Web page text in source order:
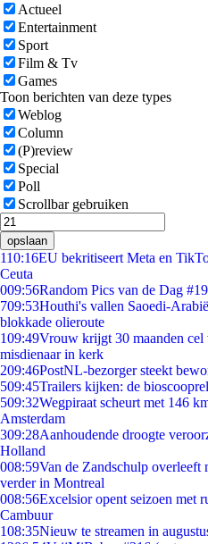
Actueel
Entertainment
Sport
Film & Tv
Games
Toon berichten van deze types
Weblog
Column
(P)review
Special
Poll
Scrollbar gebruiken
opslaan
110:16EU bekritiseert Meta en
Ceuta
009:56Random Pics van de Dag
709:53Houthi's vallen Saoedi-
blokkade olieroute
109:49Vrouw krijgt 30 maanden
misdienaar in kerk
209:46PostNL-bezorger steekt
509:45Trailers kijken: de
509:32Wegpiraat scheurt met 146
Amsterdam
309:28Aanhoudende droogte
Holland
008:59Van de Zandschulp overleeft
verder in Montreal
008:56Excelsior opent seizoen met
Cambuur
108:35Nieuw te streamen in